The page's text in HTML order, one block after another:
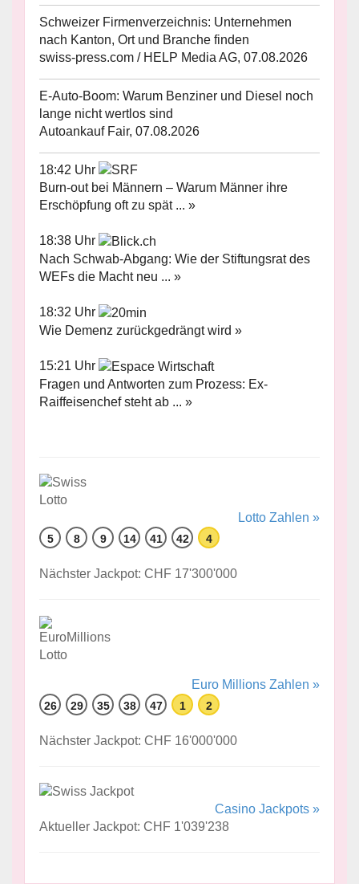
Schweizer Firmenverzeichnis: Unternehmen
nach Kanton, Ort und Branche finden
swiss-press.com / HELP Media AG, 07.08.2026
E-Auto-Boom: Warum Benziner und Diesel noch
lange nicht wertlos sind
Autoankauf Fair, 07.08.2026
18:42 Uhr
Burn-out bei Männern – Warum Männer ihre
Erschöpfung oft zu spät ... »
18:38 Uhr
Nach Schwab-Abgang: Wie der Stiftungsrat des
WEFs die Macht neu ... »
18:32 Uhr
Wie Demenz zurückgedrängt wird »
15:21 Uhr
Fragen und Antworten zum Prozess: Ex-
Raiffeisenchef steht ab ... »
Lotto Zahlen »
5 8 9 14 41 42 4
Nächster Jackpot: CHF 17'300'000
Euro Millions Zahlen »
26 29 35 38 47 1 2
Nächster Jackpot: CHF 16'000'000
Casino Jackpots »
Aktueller Jackpot: CHF 1'039'238